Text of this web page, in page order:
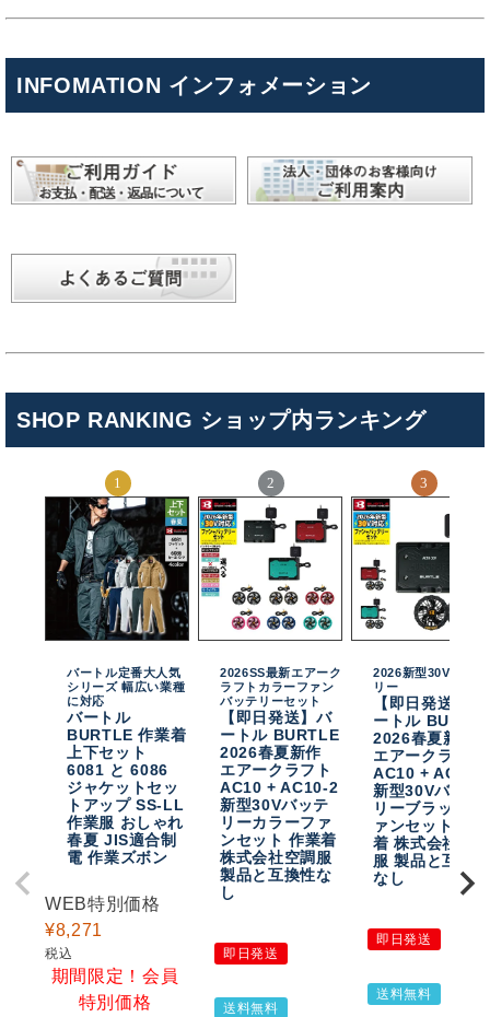
INFOMATION インフォメーション
SHOP RANKING ショップ内ランキング
バートル定番大人気
シリーズ 幅広い業種
に対応
バートル
BURTLE 作業着
上下セット
6081 と 6086
ジャケットセッ
トアップ SS-LL
作業服 おしゃれ
春夏 JIS適合制
電 作業ズボン
WEB特別価格
¥8,271
税込
期間限定！会員
特別価格
2026SS最新エアーク
ラフトカラーファン
バッテリーセット
【即日発送】バ
ートル BURTLE
2026春夏新作
エアークラフト
AC10 + AC10-2
新型30Vバッテ
リーカラーファ
ンセット 作業着
株式会社空調服
製品と互換性な
し
即日発送
送料無料
2026新型30Vバッテ
リー
【即日発送】バ
ートル
2026春夏新作
エアークラフト
AC10 + AC10-
新型30Vバッテ
リーブラックフ
ァンセット 作業
着 株式会社空調
服 製品と互換性
なし
即日発送
送料無料